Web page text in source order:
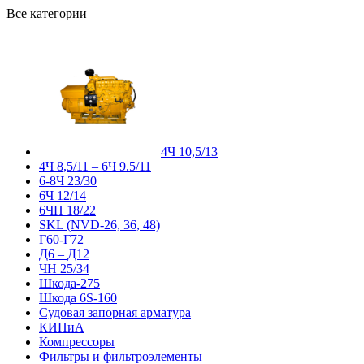
Все категории
4Ч 10,5/13
4Ч 8,5/11 – 6Ч 9.5/11
6-8Ч 23/30
6Ч 12/14
6ЧН 18/22
SKL (NVD-26, 36, 48)
Г60-Г72
Д6 – Д12
ЧН 25/34
Шкода-275
Шкода 6S-160
Судовая запорная арматура
КИПиА
Компрессоры
Фильтры и фильтроэлементы